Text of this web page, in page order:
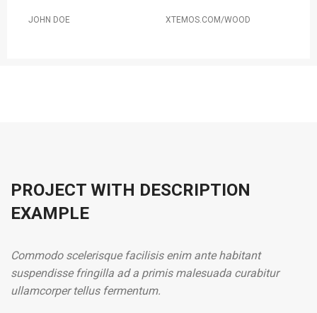
JOHN DOE XTEMOS.COM/WOOD
PROJECT WITH DESCRIPTION
EXAMPLE
Commodo scelerisque facilisis enim ante habitant
suspendisse fringilla ad a primis malesuada curabitur
ullamcorper tellus fermentum.